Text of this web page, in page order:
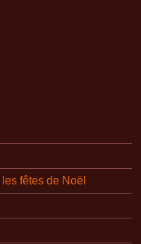
fêtes de Noël